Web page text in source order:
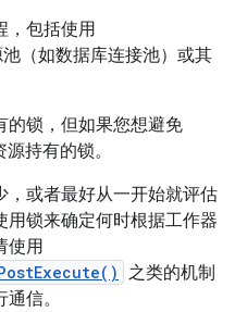
，包括使用
（如数据库连接池）或其
的锁，但如果您想避免
持有的锁。
，或者最好从一开始就评估
锁来确定何时根据工作器
使用
之类的机制
信。